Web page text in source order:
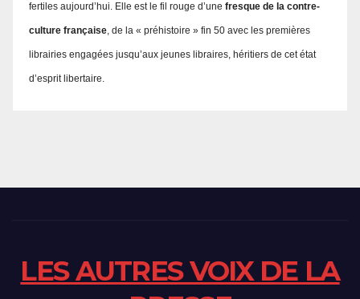
fertiles aujourd’hui. Elle est le fil rouge d’une fresque de la contre-
culture française, de la « préhistoire » fin 50 avec les premières
librairies engagées jusqu’aux jeunes libraires, héritiers de cet état
d’esprit libertaire.
LES AUTRES VOIX DE LA